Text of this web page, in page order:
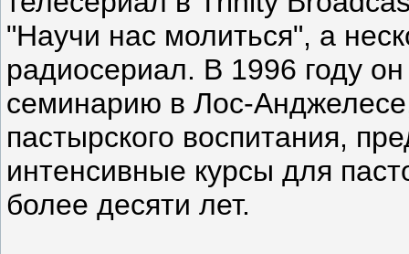
"Научи нас молиться", а
радиосериал. В 1996 году
семинарию в Лос-
пастырского воспитания,
интенсивные курсы для
более десяти лет.